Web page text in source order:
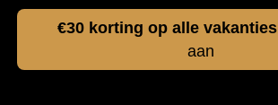
€30 korting op alle vakanties
aan